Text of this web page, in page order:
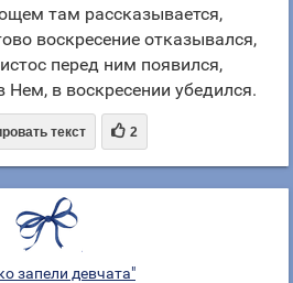
там рассказывается,
воскресение отказывался,
перед ним появился,
в воскресении убедился.
текст  2
запели девчата"